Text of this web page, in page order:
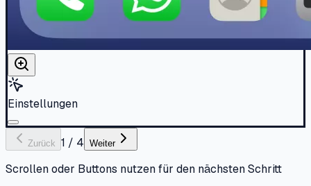
Einstellungen
Zurück 1 / 4 Weiter
Scrollen oder Buttons nutzen für den nächsten Schritt